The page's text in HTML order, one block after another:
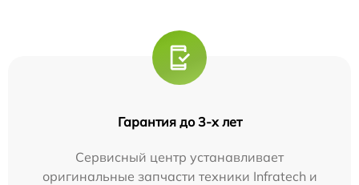
Гарантия до 3-х лет
Сервисный центр устанавливает
оригинальные запчасти техники Infratech и